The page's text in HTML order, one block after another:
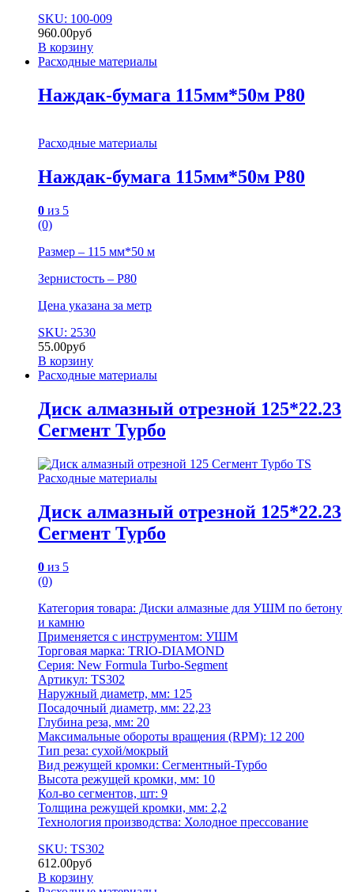
SKU: 100-009
960.00руб
В корзину
Расходные материалы
Наждак-бумага 115мм*50м P80
Расходные материалы
Наждак-бумага 115мм*50м P80
0 из 5
(0)
Размер – 115 мм*50 м
Зернистость – P80
Цена указана за метр
SKU: 2530
55.00руб
В корзину
Расходные материалы
Диск алмазный отрезной 125*22.23
Сегмент Турбо
Расходные материалы
Диск алмазный отрезной 125*22.23
Сегмент Турбо
0 из 5
(0)
Категория товара: Диски алмазные для УШМ по бетону
и камню
Применяется с инструментом: УШМ
Торговая марка: TRIO-DIAMOND
Серия: New Formula Turbo-Segment
Артикул: TS302
Наружный диаметр, мм: 125
Посадочный диаметр, мм: 22,23
Глубина реза, мм: 20
Максимальные обороты вращения (RPM): 12 200
Тип реза: сухой/мокрый
Вид режущей кромки: Сегментный-Турбо
Высота режущей кромки, мм: 10
Кол-во сегментов, шт: 9
Толщина режущей кромки, мм: 2,2
Технология производства: Холодное прессование
SKU: TS302
612.00руб
В корзину